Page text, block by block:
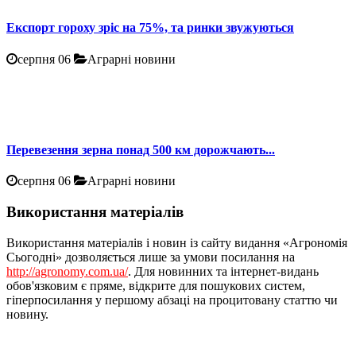
Експорт гороху зріс на 75%, та ринки звужуються
серпня 06 Аграрні новини
Перевезення зерна понад 500 км дорожчають...
серпня 06 Аграрні новини
Використання матеріалів
Використання матеріалів і новин із сайту видання «Агрономія
Сьогодні» дозволяється лише за умови посилання на
http://agronomy.com.ua/. Для новинних та інтернет-видань
обов'язковим є пряме, відкрите для пошукових систем,
гіперпосилання у першому абзаці на процитовану статтю чи
новину.